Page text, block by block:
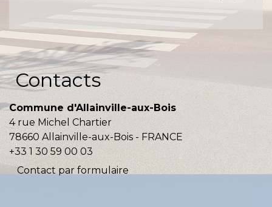
Contacts
Commune d'Allainville-aux-Bois
4 rue Michel Chartier
78660 Allainville-aux-Bois - FRANCE
+33 1 30 59 00 03
Contact par formulaire